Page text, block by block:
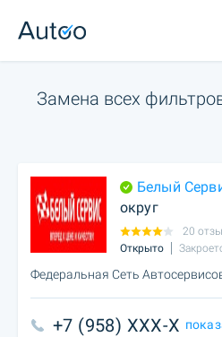
Замена всех
Белый
округ
20
Открыто
Федеральная Сеть
+7 (958) XXX-X